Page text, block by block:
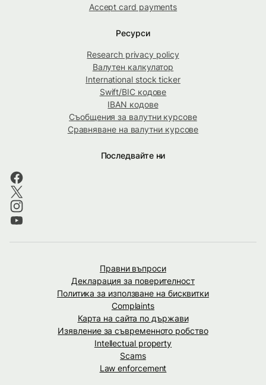
Accept card payments
Ресурси
Research privacy policy
Валутен калкулатор
International stock ticker
Swift/BIC кодове
IBAN кодове
Съобщения за валутни курсове
Сравняване на валутни курсове
Последвайте ни
Правни въпроси
Декларация за поверителност
Политика за използване на бисквитки
Complaints
Карта на сайта по държави
Изявление за съвременното робство
Intellectual property
Scams
Law enforcement